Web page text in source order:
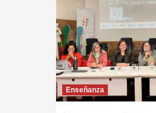
Enseñanza